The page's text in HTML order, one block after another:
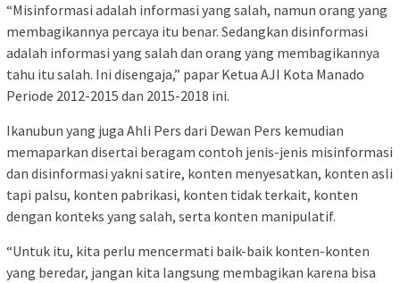
“Misinformasi adalah informasi yang salah, namun orang yang
membagikannya percaya itu benar. Sedangkan disinformasi
adalah informasi yang salah dan orang yang membagikannya
tahu itu salah. Ini disengaja,” papar Ketua AJI Kota Manado
Periode 2012-2015 dan 2015-2018 ini.
Ikanubun yang juga Ahli Pers dari Dewan Pers kemudian
memaparkan disertai beragam contoh jenis-jenis misinformasi
dan disinformasi yakni satire, konten menyesatkan, konten asli
tapi palsu, konten pabrikasi, konten tidak terkait, konten
dengan konteks yang salah, serta konten manipulatif.
“Untuk itu, kita perlu mencermati baik-baik konten-konten
yang beredar, jangan kita langsung membagikan karena bisa